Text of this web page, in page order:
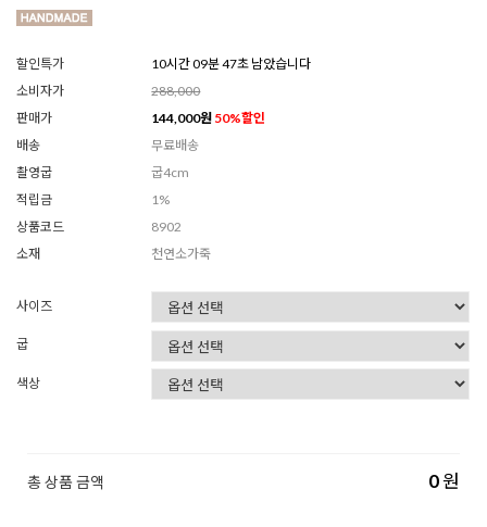
할인특가
10시간 09분 46초 남았습니다
소비자가
288,000
판매가
144,000원 50%할인
배송
무료배송
촬영굽
굽4cm
적립금
1%
상품코드
8902
소재
천연소가죽
사이즈
굽
색상
총 상품 금액 0원